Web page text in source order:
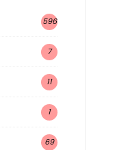
596
7
11
1
69